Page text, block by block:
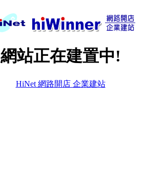
網站正在建置中!
HiNet 網路開店 企業建站